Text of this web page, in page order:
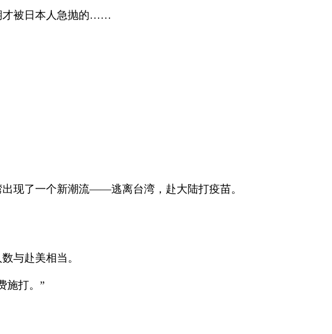
才被日本人急抛的……
现了一个新潮流——逃离台湾，赴大陆打疫苗。
与赴美相当。
施打。”